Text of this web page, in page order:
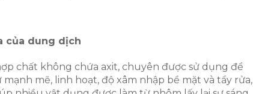
của dung dịch
chất không chứa axit, chuyên được sử dụng để
mạnh mẽ, linh hoạt, độ xâm nhập bề mặt và tẩy rửa,